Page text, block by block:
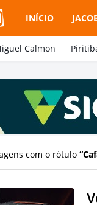
INÍCIO
Calmon
com o rótulo